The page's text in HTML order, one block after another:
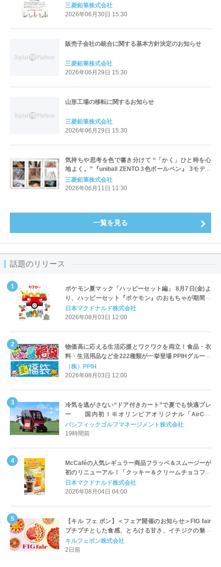
三菱鉛筆株式会社
2026年06月30日 15:30
販売子会社の統合に関する基本方針決定のお知らせ
三菱鉛筆株式会社
2026年06月29日 15:30
山形工場の移転に関するお知らせ
三菱鉛筆株式会社
2026年06月29日 15:30
気持ちや思考を色で書き分けて “「かく」ひと時を心
地よく。”『uniball ZENTO 3色ボールペン』 3モデル
新登場 2026年6月25日（木）より発売
三菱鉛筆株式会社
2026年06月11日 11:30
一覧を見る
話題のリリース
ポケモン夏マック「ハッピーセット編」 8月7日(金)よ
り、ハッピーセット『ポケモン』のおもちゃが期間限
定登場
日本マクドナルド株式会社
2026年08月03日 12:00
物価高に応える生活応援とワクワクを両立！食品・衣
料・生活用品など全222種類が一挙登場 PPIHグループ
「夏福袋」＆セール 8月6日(木)より順次スタート
（株）PPIH
2026年08月03日 12:00
冷気を逃がさない“ドア付きカート”で夏でも快適プレ
ー 国内初！※オリンピアオリジナル「AirCon
Cart（エアコンカート）」導入 | ＰＧＭ
パシフィックゴルフマネージメント株式会社
19時間前
McCaféの人気レギュラー商品フラッペ＆スムージーが
初のリニューアル！「クッキー＆クリームチョコフラ
ッペ」「マンゴースムージー」8月5日（水）から販売
開始
日本マクドナルド株式会社
2026年08月04日 04:00
【キル フェ ボン】＜フェア開催のお知らせ＞FIG fair
プチプチとした食感、とろける甘さ、イチジクの魅力
をたっぷりと。新作を含め、イチジク尽くしの全4種が
登場8月20日（木）スタート
キルフェボン株式会社
2日前